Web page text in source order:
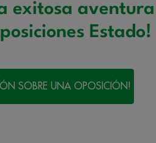
exitosa aventura
Estado!
SOBRE UNA OPOSICIÓN!